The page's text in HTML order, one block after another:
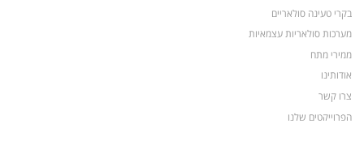
בקרי טעינה סולאריים
מערכות סולאריות עצמאיות
ממירי מתח
אודותינו
צרו קשר
הפרוייקטים שלנו